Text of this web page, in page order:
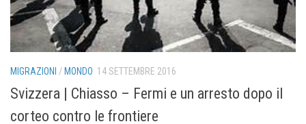
MIGRAZIONI / MONDO 14 SETTEMBRE 2016
Svizzera | Chiasso – Fermi e un arresto dopo il
corteo contro le frontiere